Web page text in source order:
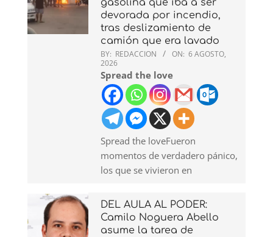
gasolina que iba a ser
devorada por incendio,
tras deslizamiento de
camión que era lavado
BY: REDACCION ON: 6 AGOSTO,
2026
Spread the love
Spread the loveFueron
momentos de verdadero pánico,
los que se vivieron en
DEL AULA AL PODER:
Camilo Noguera Abello
asume la tarea de